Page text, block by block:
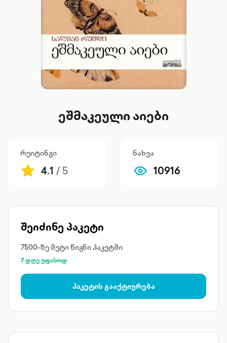
ეშმაკეული აიები
რეიტინგი
4.1 / 5
ნახვა
10916
შეიძინე პაკეტი
7500-ზე მეტი წიგნი პაკეტში
7 დღე უფასოდ
პაკეტის გააქტიურება